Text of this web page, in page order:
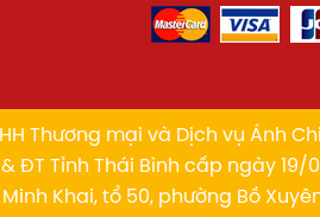
Thương mại và Dịch vụ Ánh
& ĐT Tỉnh Thái Bình cấp ngày 19/
Khai, tổ 50, phường Bồ